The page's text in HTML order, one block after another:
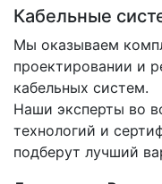
Кабельные
Мы оказываем
проектировании и
кабельных систем.
Наши эксперты во
технологий и
подберут лучший